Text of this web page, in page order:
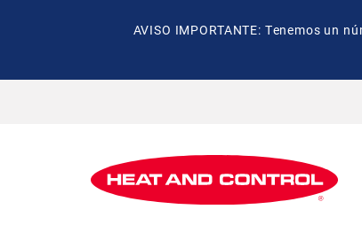
AVISO IMPORTANTE: Tenemos un